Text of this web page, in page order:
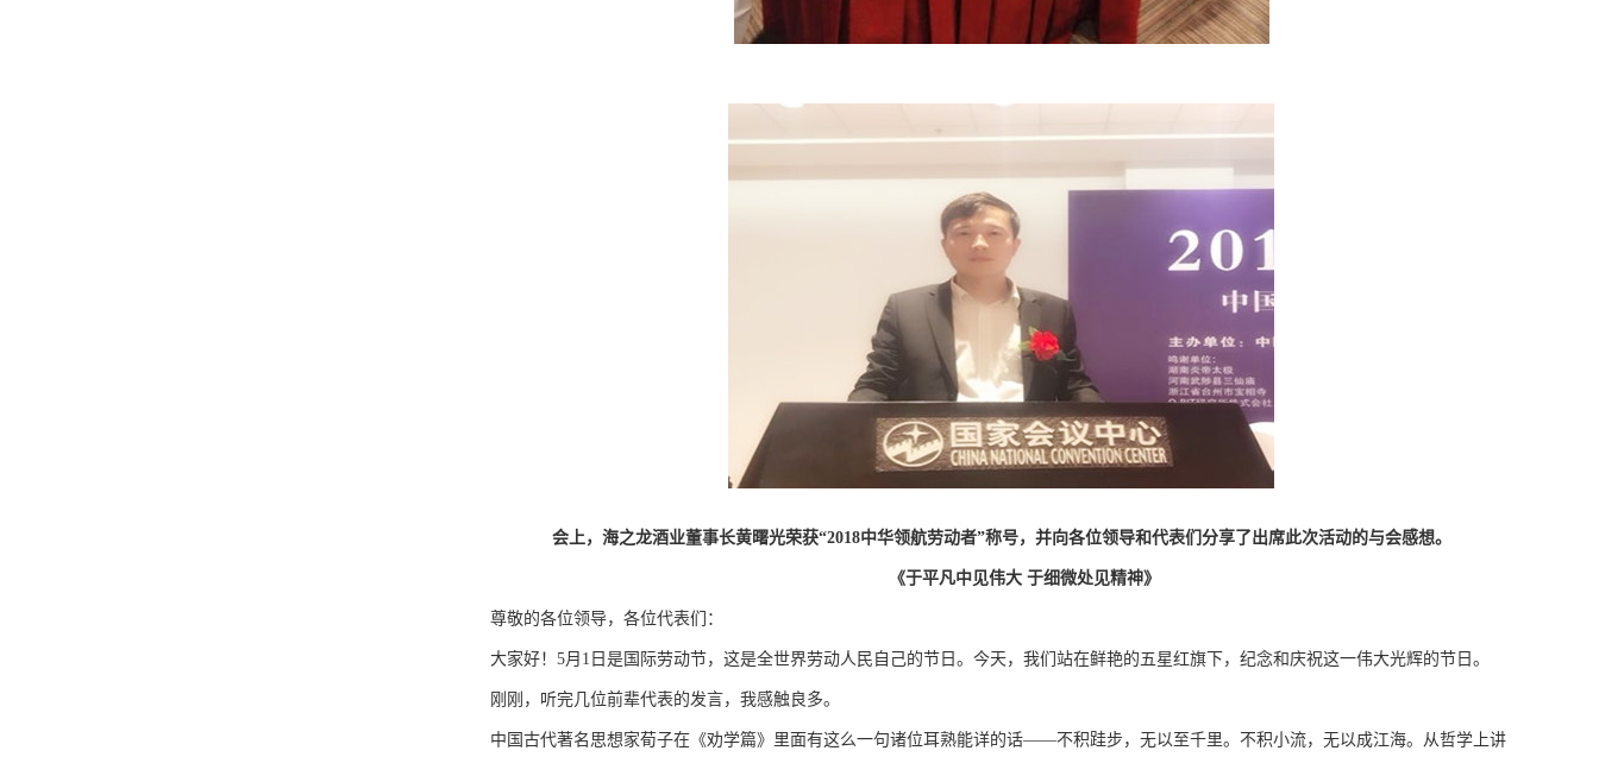
会上，海之龙酒业董事长黄曙光荣获“2018中华领航劳动者”称号， 并向各位领导和代表们分享了出席此次活动的与会感想。
《于平凡中见伟大 于细微处见精神》
尊敬的各位领导，各位代表们：
大家好！5月1日是国际劳动节，这是全世界劳动人民自己的节日。今天，我们站在鲜艳的五星红旗下，纪念和庆祝这一伟大光辉的节日。
刚刚，听完几位前辈代表的发言，我感触良多。
中国古代著名思想家荀子在《劝学篇》里面有这么一句诸位耳熟能详的话——不积跬步，无以至千里。不积小流，无以成江海。从哲学上讲